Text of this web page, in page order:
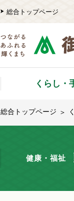
総合トップページ
くらし・
総合トップページ
健康・福祉